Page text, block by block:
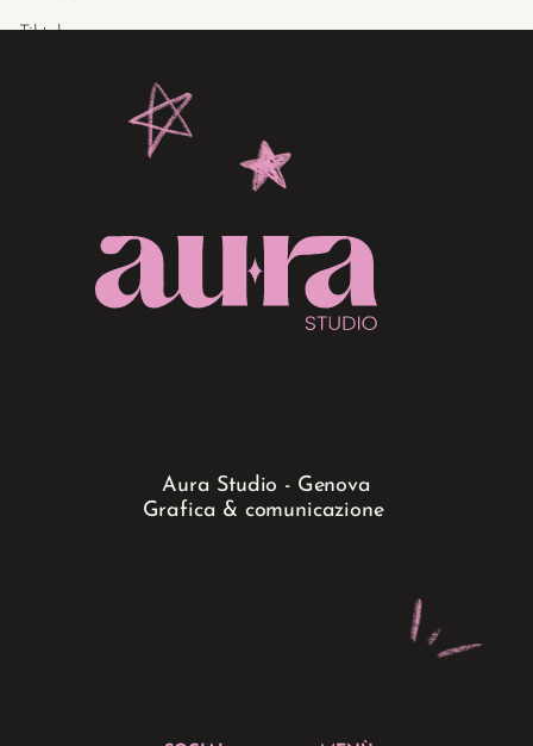
Tiktok
Aura Studio - Genova
Grafica & comunicazione